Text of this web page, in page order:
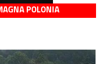
POLONIA